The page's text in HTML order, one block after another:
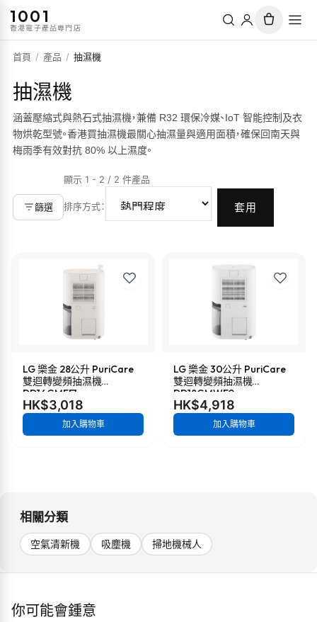
1001
香港電子產品專門店
首頁 / 產品 / 抽濕機
抽濕機
涵蓋壓縮式與熱石式抽濕機，兼備 R32 環保冷媒、IoT 智能控制及衣
物烘乾型號。香港買抽濕機最關心抽濕量與適用面積，確保回南天與
梅雨季有效對抗 80% 以上濕度。
篩選
顯示 1 - 2 / 2 件產品
排序方式： 套用
LG 樂金 28公升 PuriCare
雙迴轉變頻抽濕機
DD16GMEE1
HK$3,018
加入購物車
LG 樂金 30公升 PuriCare
雙迴轉變頻抽濕機
DD18GMWE0
HK$4,918
加入購物車
相關分類
空氣清新機 吸塵機 掃地機械人
你可能會鍾意